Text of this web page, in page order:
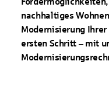
nachhaltiges
Modernisierung
ersten Schritt – mit